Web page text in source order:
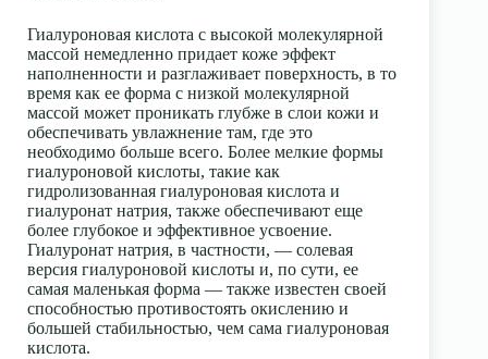
Гиалуроновая кислота с высокой молекулярной
массой немедленно придает коже эффект
наполненности и разглаживает поверхность, в то
время как ее форма с низкой молекулярной
массой может проникать глубже в слои кожи и
обеспечивать увлажнение там, где это
необходимо больше всего. Более мелкие формы
гиалуроновой кислоты, такие как
гидролизованная гиалуроновая кислота и
гиалуронат натрия, также обеспечивают еще
более глубокое и эффективное усвоение.
Гиалуронат натрия, в частности, — солевая
версия гиалуроновой кислоты и, по сути, ее
самая маленькая форма — также известен своей
способностью противостоять окислению и
большей стабильностью, чем сама гиалуроновая
кислота.